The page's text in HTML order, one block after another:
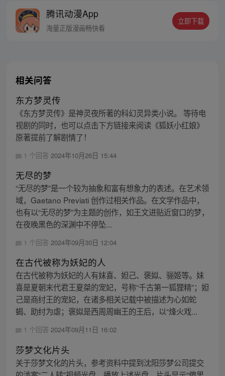
腾讯动漫App
海量正版漫画畅快看
立即下载
相关问答
东方梦灵传
《东方梦灵传》是神灵夜所著的科幻灵异类小说。 等待电
视剧的同时，也可以点击下方链接来阅读《狐妖小红娘》
原著提前了解剧情了！
1 个回答 2024年10月26日 15:44
无尽的梦
“无尽的梦”是一个较为抽象和富有想象力的表述。在艺术领
域，Gaetano Previati 创作过相关作品。在文学作品中，
也有以“无尽的梦”为主题的创作，如王文进贴近窗口的梦，
在夜晚黑色的深渊中不停坠...
1 个回答 2024年09月30日 12:04
在古代被称为妖妃的人
在古代被称为妖妃的人有妺喜、妲己、褒姒、骊姬等。妺
喜是夏朝末代君王夏桀的宠妃，号称“千古第一狐狸精”；妲
己是商纣王的宠妃，在诸多相关记载中被描述为心如蛇
蝎、助纣为虐；褒姒是西周周幽王的王后，以“烽火戏...
1 个回答 2024年09月11日 16:02
莎梦文化片头
关于莎梦文化的片头，参考资料中提到沈阳莎梦公司提交